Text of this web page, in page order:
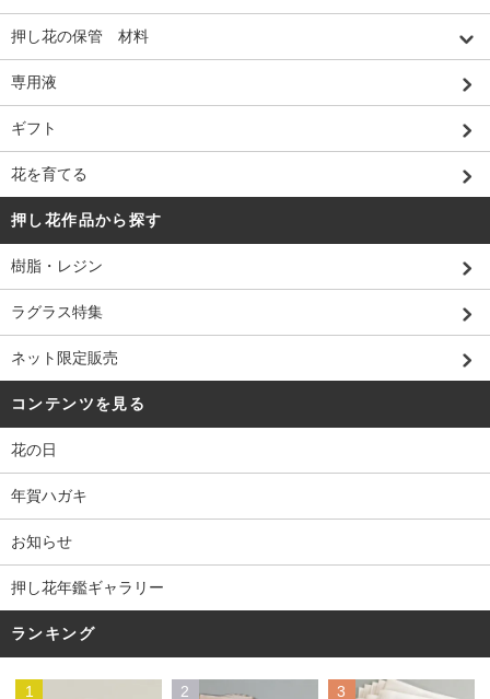
押し花の保管 材料
専用液
ギフト
花を育てる
押し花作品から探す
樹脂・レジン
ラグラス特集
ネット限定販売
コンテンツを見る
花の日
年賀ハガキ
お知らせ
押し花年鑑ギャラリー
ランキング
1 2 3